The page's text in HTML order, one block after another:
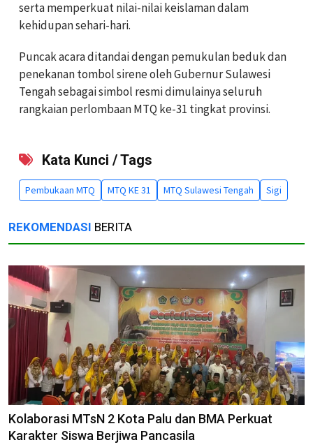
serta memperkuat nilai-nilai keislaman dalam
kehidupan sehari-hari.
Puncak acara ditandai dengan pemukulan beduk dan
penekanan tombol sirene oleh Gubernur Sulawesi
Tengah sebagai simbol resmi dimulainya seluruh
rangkaian perlombaan MTQ ke-31 tingkat provinsi.
Kata Kunci / Tags
Pembukaan MTQ MTQ KE 31 MTQ Sulawesi Tengah Sigi
REKOMENDASI BERITA
Kolaborasi MTsN 2 Kota Palu dan BMA Perkuat
Karakter Siswa Berjiwa Pancasila